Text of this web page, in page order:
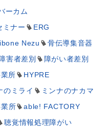
ーカム
ミナー
ERG
Nezu
骨伝導集音器
害者差別
障がい者差別
所
HYPRE
のミライ
ミンナのナカマ
所
able! FACTORY
聴覚情報処理障がい